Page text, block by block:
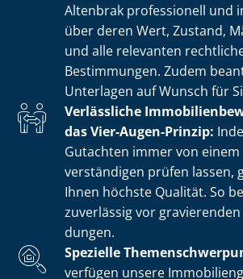
Altenbrak professionell und
über deren Wert, Zustand,
und alle relevanten
Bestimmungen. Zudem
Unterlagen auf Wunsch für
Verlässliche
das Vier-Augen-Prinzip:
Gutachten immer von
ver­stän­di­gen prüfen lassen,
Ihnen höchste Qualität. So
zuverlässig vor
dun­gen.
Spezielle
verfügen unsere